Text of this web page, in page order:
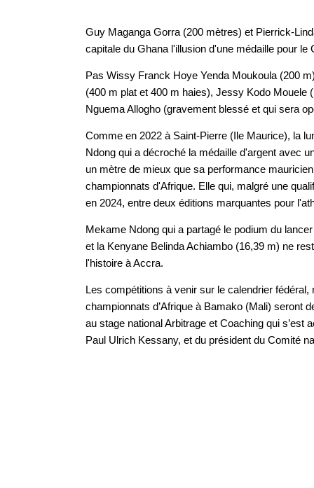
Guy Maganga Gorra (200 mètres) et Pierrick-
capitale du Ghana l'illusion d'une médaille pour
Pas Wissy Franck Hoye Yenda Moukoula (200
(400 m plat et 400 m haies), Jessy Kodo Mouele
Nguema Allogho (gravement blessé et qui sera
Comme en 2022 à Saint-Pierre (Ile Maurice), la
Ndong qui a décroché la médaille d'argent avec
un mètre de mieux que sa performance
championnats d'Afrique. Elle qui, malgré une
en 2024, entre deux éditions marquantes pour
Mekame Ndong qui a partagé le podium du
et la Kenyane Belinda Achiambo (16,39 m) ne
l'histoire à Accra.
Les compétitions à venir sur le calendrier
championnats d’Afrique à Bamako (Mali) seront
au stage national Arbitrage et Coaching qui
Paul Ulrich Kessany, et du président du Comité